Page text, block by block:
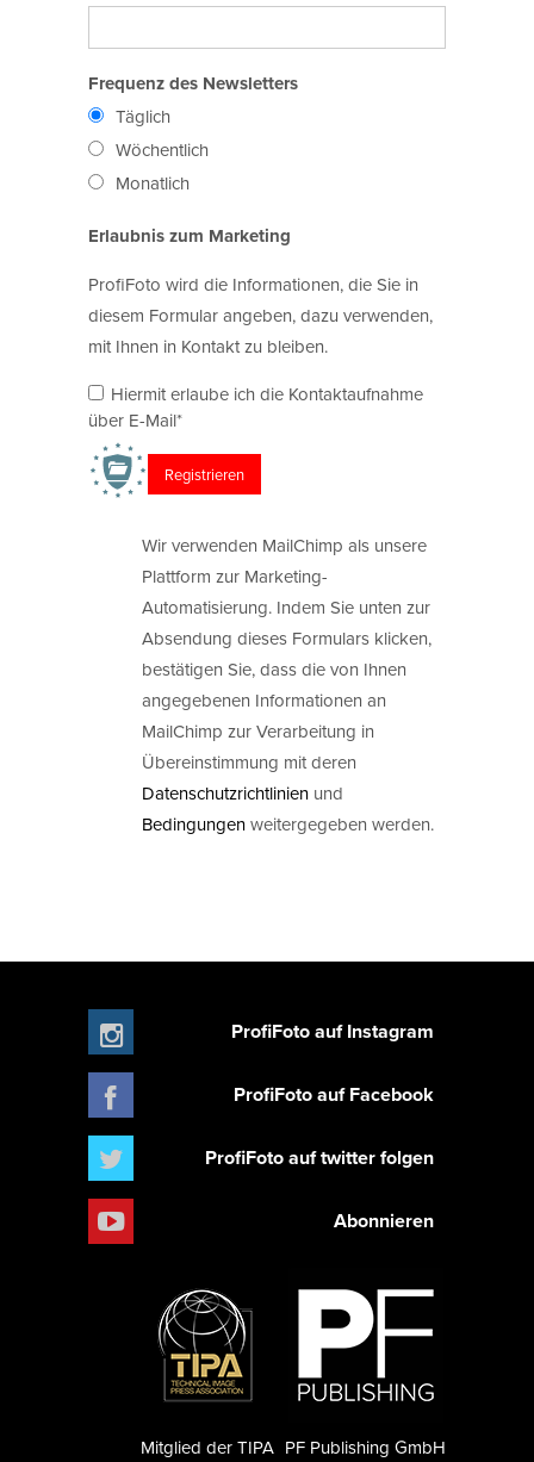
Frequenz des Newsletters
Täglich
Wöchentlich
Monatlich
Erlaubnis zum Marketing
ProfiFoto wird die Informationen, die Sie in
diesem Formular angeben, dazu verwenden,
mit Ihnen in Kontakt zu bleiben.
Hiermit erlaube ich die Kontaktaufnahme
über E-Mail*
Wir verwenden MailChimp als unsere
Plattform zur Marketing-
Automatisierung. Indem Sie unten zur
Absendung dieses Formulars klicken,
bestätigen Sie, dass die von Ihnen
angegebenen Informationen an
MailChimp zur Verarbeitung in
Übereinstimmung mit deren
Datenschutzrichtlinien und
Bedingungenweitergegeben werden.
ProfiFoto auf Instagram
ProfiFoto auf Facebook
ProfiFoto auf twitter folgen
Abonnieren
PF Publishing GmbH
Mitglied der TIPA